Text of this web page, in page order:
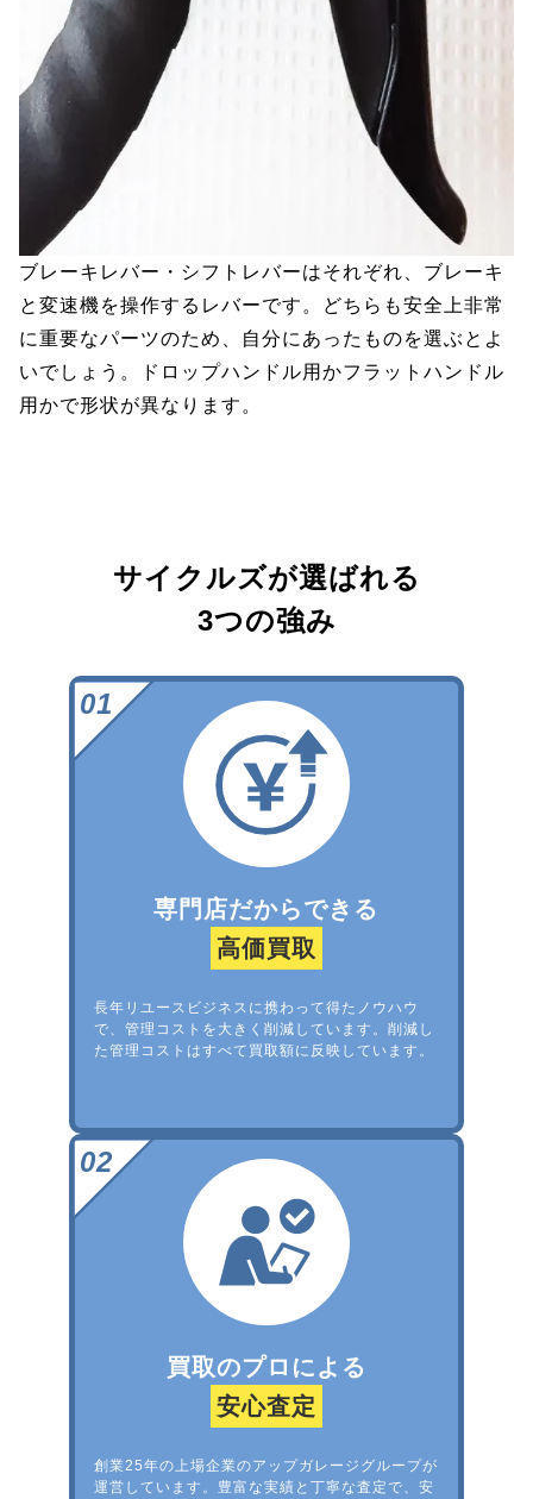
ブレーキレバー・シフトレバーはそれぞれ、ブレーキ
と変速機を操作するレバーです。どちらも安全上非常
に重要なパーツのため、自分にあったものを選ぶとよ
いでしょう。ドロップハンドル用かフラットハンドル
用かで形状が異なります。
サイクルズが選ばれる
3つの強み
専門店だからできる
高価買取
長年リユースビジネスに携わって得たノウハウ
で、管理コストを大きく削減しています。削減し
た管理コストはすべて買取額に反映しています。
買取のプロによる
安心査定
創業25年の上場企業のアップガレージグループが
運営しています。豊富な実績と丁寧な査定で、安